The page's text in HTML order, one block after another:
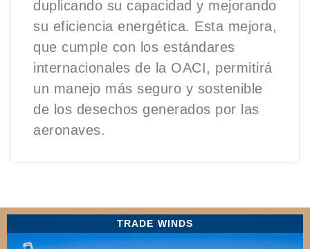
duplicando su capacidad y mejorando
su eficiencia energética. Esta mejora,
que cumple con los estándares
internacionales de la OACI, permitirá
un manejo más seguro y sostenible
de los desechos generados por las
aeronaves.
TRADE WINDS